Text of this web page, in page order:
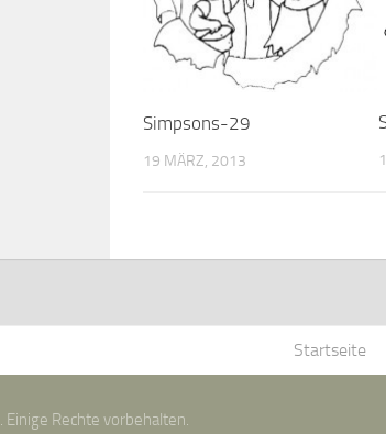
Simpsons-29
19 MÄRZ, 2013
Startseite
Rechte vorbehalten.